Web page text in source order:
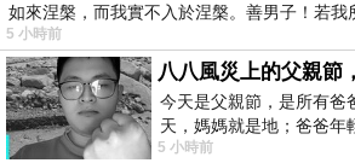
如來涅槃，而我實不入於涅槃。善男子！若我
5 小時前
今天是父親節，是所有爸
天，媽媽就是地；爸爸年
理家務，職業不分高低貴
5 小時前